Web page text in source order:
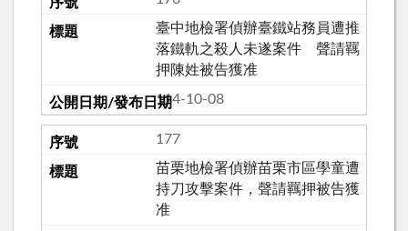
臺中地檢署偵辦臺鐵站務員遭推
落鐵軌之殺人未遂案件 聲請羈
押陳姓被告獲准
114-10-08
177
苗栗地檢署偵辦苗栗市區學童遭
持刀攻擊案件，聲請羈押被告獲
准